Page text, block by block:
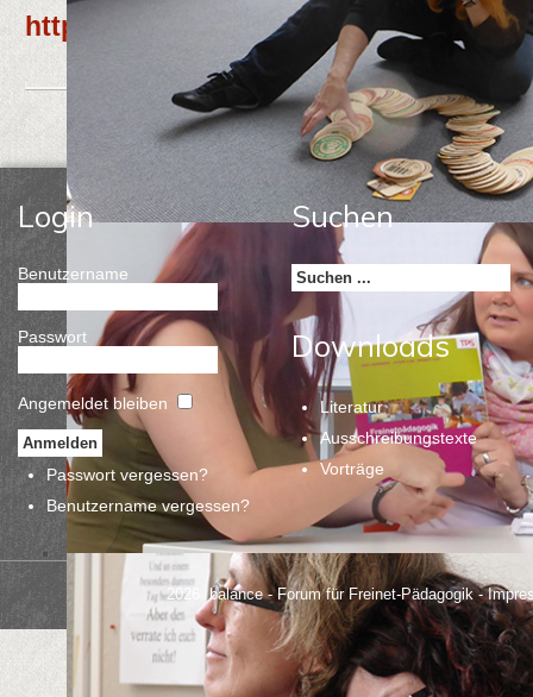
https://www.youtube.com/
Login
Benutzername
Passwort
Angemeldet bleiben
Passwort vergessen?
Benutzername vergessen?
Suchen
Downloads
Literatur
Ausschreibungstexte
Vorträge
2026 balance - Forum für Freinet-Pädagogik-